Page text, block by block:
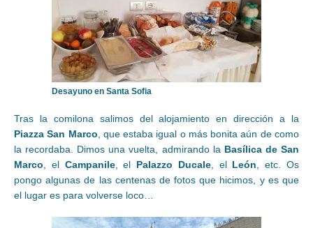
Desayuno en Santa Sofia
Tras la comilona salimos del alojamiento en dirección a la
Piazza San Marco, que estaba igual o más bonita aún de como
la recordaba. Dimos una vuelta, admirando la Basílica de San
Marco, el Campanile, el Palazzo Ducale, el León, etc. Os
pongo algunas de las centenas de fotos que hicimos, y es que
el lugar es para volverse loco…